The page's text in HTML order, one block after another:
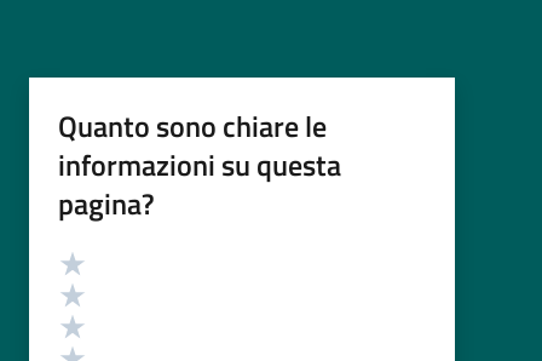
Quanto sono chiare le
informazioni su questa
pagina?
Valutazione